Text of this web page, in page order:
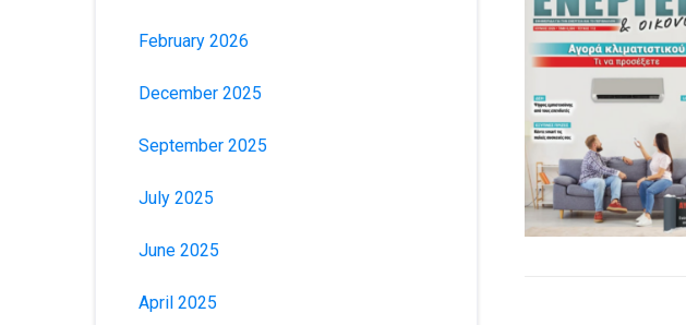
February 2026
December 2025
September 2025
July 2025
June 2025
April 2025